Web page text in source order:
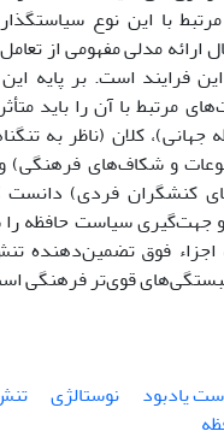
با این نوع
ارائه مدلی مفهومی از
فرایند است. بر پایه
مرتبط با آن را باید
جهانی)، کلان (ناظر به
و شکاف‌های فرهنگی)
کنشگران فردی) دانست
و جهت‌گیری سیاست حافظه
اجزاء فوق تضمین‌دهنده
قوی‌تر فرهنگی
یادبود نوستالژی